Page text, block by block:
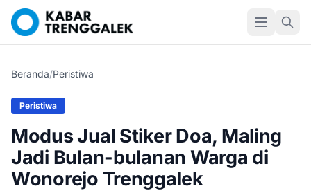
Beranda/Peristiwa
Peristiwa
Modus Jual Stiker Doa, Maling
Jadi Bulan-bulanan Warga di
Wonorejo Trenggalek